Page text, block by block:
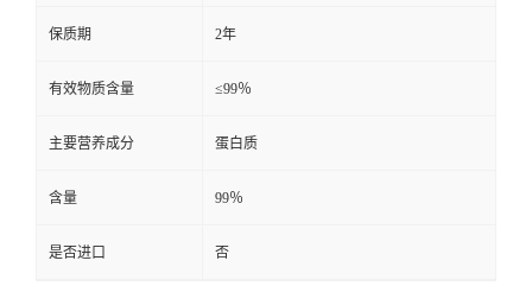
保质期 2年
有效物质含量 ≤99％
主要营养成分 蛋白质
含量 99％
是否进口 否